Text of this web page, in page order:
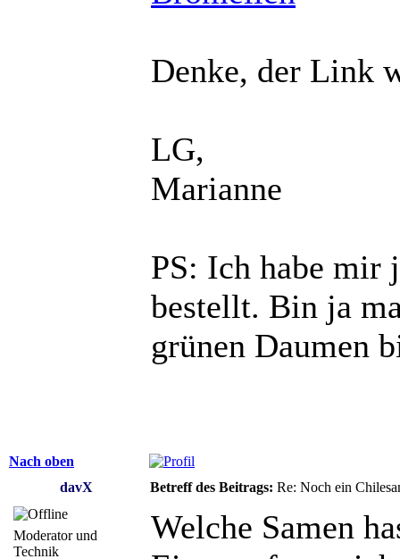
Denke, der Link
LG,
Marianne
PS: Ich habe mir
bestellt. Bin ja
grünen Daumen
Nach oben
davX
Betreff des Beitrags: Re: Noch ein
Moderator und
Technik
Welche Samen